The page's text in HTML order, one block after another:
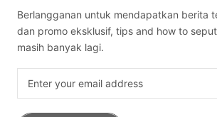
Berlangganan untuk mendapatkan berita
dan promo eksklusif, tips and how to
masih banyak lagi.